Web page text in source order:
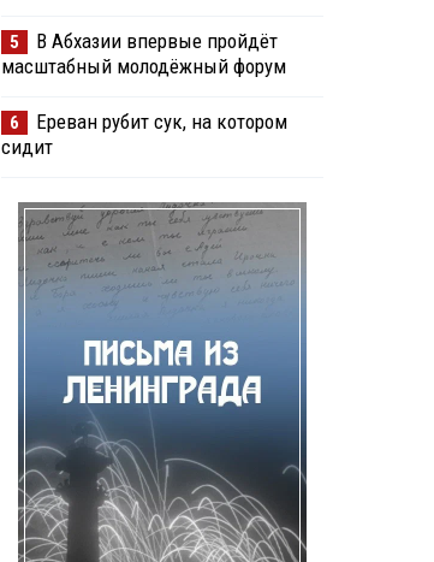
5
В Абхазии впервые пройдёт
масштабный молодёжный форум
6
Ереван рубит сук, на котором
сидит